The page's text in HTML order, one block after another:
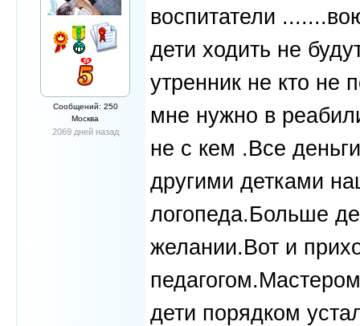
Сообщений: 250
Москва
2069 дней назад
воспитатели
дети ходить не
утренник не кто не
мне нужно в
не с кем .Все
другими детками
логопеда.Больше
желании.Вот и
дети порядком